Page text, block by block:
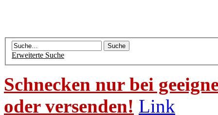
Erweiterte Suche
Schnecken nur bei
oder versenden! Link